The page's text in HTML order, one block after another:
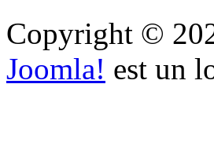
Copyright ©
Joomla! est un